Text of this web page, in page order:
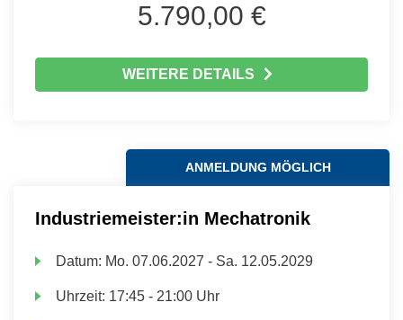
5.790,00 €
WEITERE DETAILS
ANMELDUNG MÖGLICH
Industriemeister:in Mechatronik
Datum: Mo. 07.06.2027 - Sa. 12.05.2029
Uhrzeit: 17:45 - 21:00 Uhr